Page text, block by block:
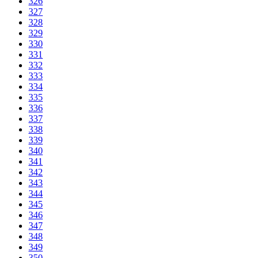
327
328
329
330
331
332
333
334
335
336
337
338
339
340
341
342
343
344
345
346
347
348
349